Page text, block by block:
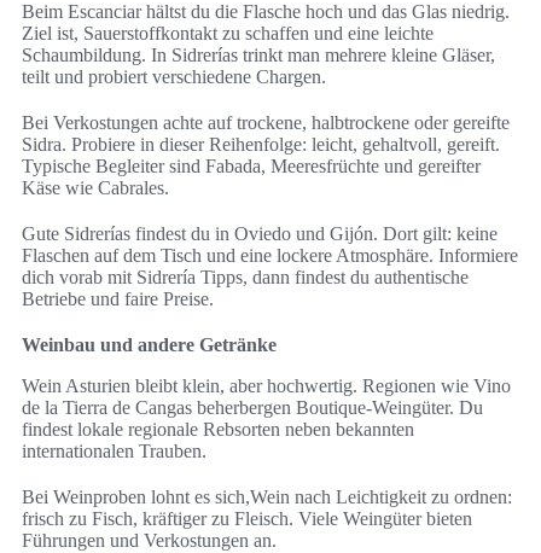
Beim Escanciar hältst du die Flasche hoch und das Glas niedrig.
Ziel ist, Sauerstoffkontakt zu schaffen und eine leichte
Schaumbildung. In Sidrerías trinkt man mehrere kleine Gläser,
teilt und probiert verschiedene Chargen.
Bei Verkostungen achte auf trockene, halbtrockene oder gereifte
Sidra. Probiere in dieser Reihenfolge: leicht, gehaltvoll, gereift.
Typische Begleiter sind Fabada, Meeresfrüchte und gereifter
Käse wie Cabrales.
Gute Sidrerías findest du in Oviedo und Gijón. Dort gilt: keine
Flaschen auf dem Tisch und eine lockere Atmosphäre. Informiere
dich vorab mit Sidrería Tipps, dann findest du authentische
Betriebe und faire Preise.
Weinbau und andere Getränke
Wein Asturien bleibt klein, aber hochwertig. Regionen wie Vino
de la Tierra de Cangas beherbergen Boutique-Weingüter. Du
findest lokale regionale Rebsorten neben bekannten
internationalen Trauben.
Bei Weinproben lohnt es sich,Wein nach Leichtigkeit zu ordnen:
frisch zu Fisch, kräftiger zu Fleisch. Viele Weingüter bieten
Führungen und Verkostungen an.